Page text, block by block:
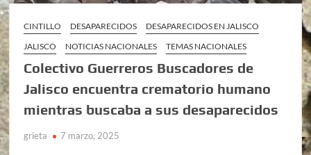
CINTILLO DESAPARECIDOS
DESAPARECIDOS EN JALISCO
JALISCO
NOTICIAS NACIONALES TEMAS NACIONALES
Colectivo Guerreros Buscadores de
Jalisco encuentra crematorio humano
mientras buscaba a sus desaparecidos
grieta 7 marzo, 2025